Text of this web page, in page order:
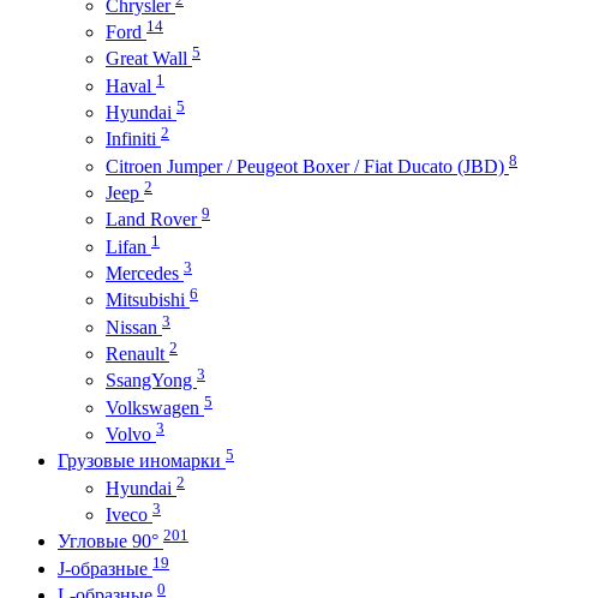
Chrysler
Ford 14
Great Wall 5
Haval 1
Hyundai 5
Infiniti 2
Citroen Jumper / Peugeot Boxer / Fiat Ducato (JBD) 8
Jeep 2
Land Rover 9
Lifan 1
Mercedes 3
Mitsubishi 6
Nissan 3
Renault 2
SsangYong 3
Volkswagen 5
Volvo 3
Грузовые иномарки 5
Hyundai 2
Iveco 3
Угловые 90° 201
J-образные 19
0